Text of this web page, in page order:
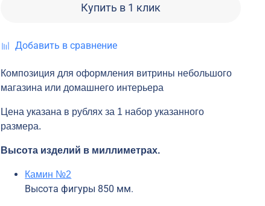
Купить в 1 клик
Добавить в сравнение
Композиция для оформления витрины небольшого
магазина или домашнего интерьера
Цена указана в рублях за 1 набор указанного
размера.
Высота изделий в миллиметрах.
Камин №2
Высота фигуры 850 мм.